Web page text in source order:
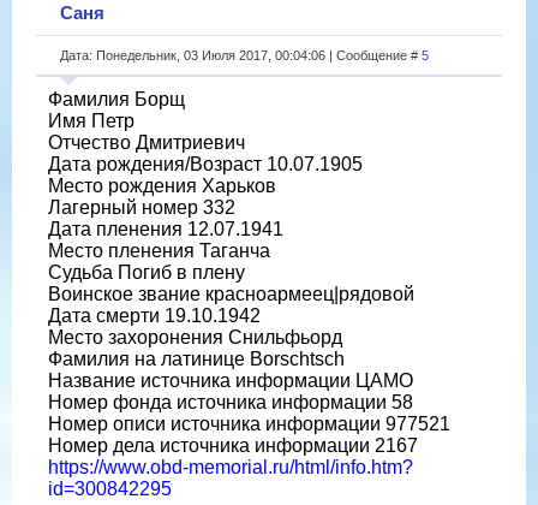
Саня
Дата: Понедельник, 03 Июля 2017, 00:04:06 | Сообщение # 5
Фамилия Борщ
Имя Петр
Отчество Дмитриевич
Дата рождения/Возраст 10.07.1905
Место рождения Харьков
Лагерный номер 332
Дата пленения 12.07.1941
Место пленения Таганча
Судьба Погиб в плену
Воинское звание красноармеец|рядовой
Дата смерти 19.10.1942
Место захоронения Снильфьорд
Фамилия на латинице Borschtsch
Название источника информации ЦАМО
Номер фонда источника информации 58
Номер описи источника информации 977521
Номер дела источника информации 2167
https://www.obd-memorial.ru/html/info.htm?
id=300842295